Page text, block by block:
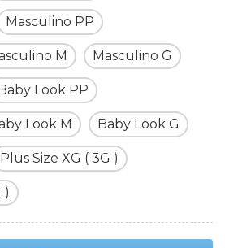
Masculino PP
M Masculino G
Look PP
Look M Baby Look G
Plus Size XG ( 3G )
)